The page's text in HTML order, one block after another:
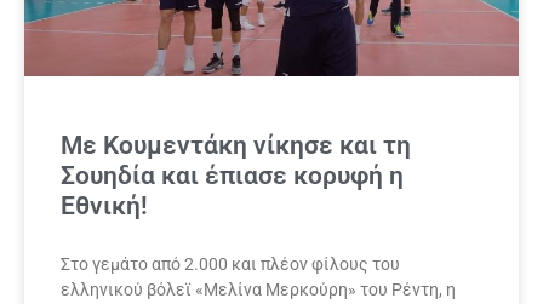
Με Κουμεντάκη νίκησε και τη
Σουηδία και έπιασε κορυφή η
Εθνική!
Στο γεμάτο από 2.000 και πλέον φίλους του
ελληνικού βόλεϊ «Μελίνα Μερκούρη» του Ρέντη, η